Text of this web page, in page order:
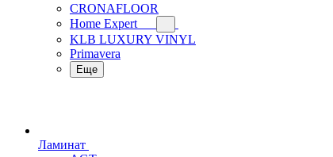
CRONAFLOOR
Home Expert
KLB LUXURY VINYL
Primavera
Еще
Ламинат